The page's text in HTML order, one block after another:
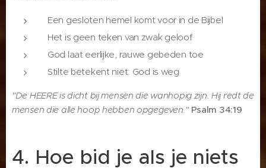
Een gesloten hemel komt voor in de Bijbel
Het is geen teken van zwak geloof
God laat eerlijke, rauwe gebeden toe
Stilte betekent niet: God is weg
"De HEERE is dicht bij mensen die wanhopig zijn. Hij redt de
mensen die alle hoop hebben opgegeven." Psalm 34:19
4. Hoe bid je als je niets